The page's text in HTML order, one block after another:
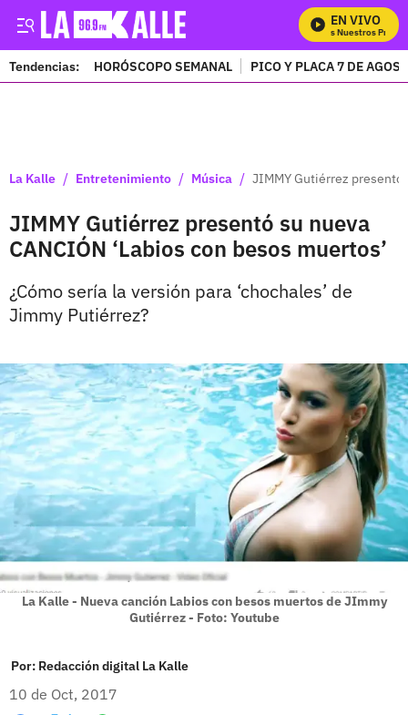
EN VIVO
Mira Todos Nuestros
Tendencias: HORÓSCOPO SEMANAL PICO Y PLACA 7 DE
La Kalle / Entretenimiento / Música / JIMMY Gutiérrez presentó
JIMMY Gutiérrez presentó su nueva
CANCIÓN ‘Labios con besos muertos’
¿Cómo sería la versión para ‘chochales’ de
Jimmy Putiérrez?
La Kalle - Nueva canción Labios con besos muertos de JImmy
Gutiérrez - Foto: Youtube
Por: Redacción digital La Kalle
10 de Oct, 2017